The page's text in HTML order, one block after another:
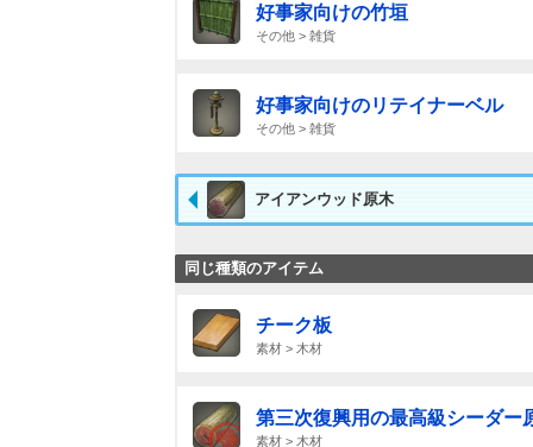
好事家向けの竹垣
その他 > 雑貨
好事家向けのリテイナーベル
その他 > 雑貨
アイアンウッド原木
同じ種類のアイテム
チーク板
素材 > 木材
第三次復興用の最高級シーダー
素材 > 木材